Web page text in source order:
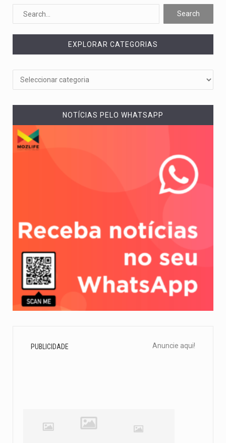
O programa, cuja implementação está prevista entre abril de 2026…
A nova legislação estabelece um prazo de 180 dias para…
EXPLORAR CATEGORIAS
NOTÍCIAS PELO WHATSAPP
PUBLICIDADE Anuncie aqui!